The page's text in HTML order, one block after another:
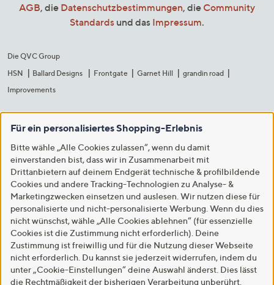
AGB, die Datenschutzbestimmungen, die Community
Standards und das Impressum.
Die QVC Group
HSN
Ballard Designs Frontgate Garnet Hill
grandin road
Improvements
Für ein personalisiertes Shopping-Erlebnis
Bitte wähle „Alle Cookies zulassen“, wenn du damit
einverstanden bist, dass wir in Zusammenarbeit mit
Drittanbietern auf deinem Endgerät technische & profilbildende
Cookies und andere Tracking-Technologien zu Analyse- &
Marketingzwecken einsetzen und auslesen. Wir nutzen diese für
personalisierte und nicht-personalisierte Werbung. Wenn du dies
nicht wünschst, wähle „Alle Cookies ablehnen“ (für essenzielle
Cookies ist die Zustimmung nicht erforderlich). Deine
Zustimmung ist freiwillig und für die Nutzung dieser Webseite
nicht erforderlich. Du kannst sie jederzeit widerrufen, indem du
unter „Cookie-Einstellungen“ deine Auswahl änderst. Dies lässt
die Rechtmäßigkeit der bisherigen Verarbeitung unberührt.